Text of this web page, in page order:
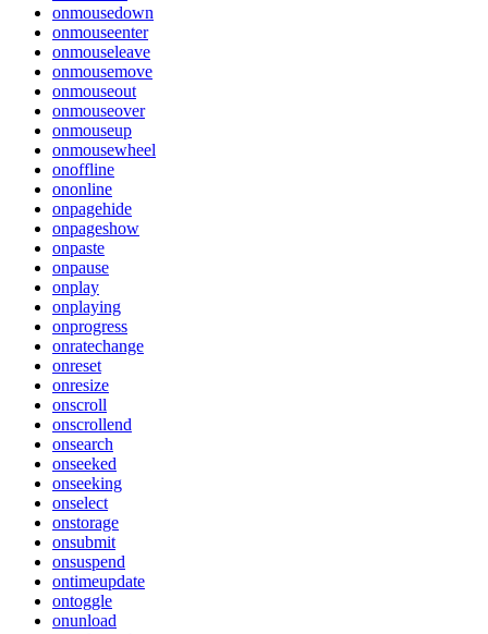
onmousedown
onmouseenter
onmouseleave
onmousemove
onmouseout
onmouseover
onmouseup
onmousewheel
onoffline
ononline
onpagehide
onpageshow
onpaste
onpause
onplay
onplaying
onprogress
onratechange
onreset
onresize
onscroll
onscrollend
onsearch
onseeked
onseeking
onselect
onstorage
onsubmit
onsuspend
ontimeupdate
ontoggle
onunload